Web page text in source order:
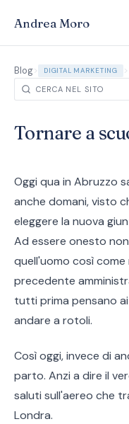
Andrea Moro
Blog> DIGITAL MARKETING >
Tornare a
Oggi qua in Abruzzo
anche domani, visto
eleggere la nuova
Ad essere onesto
quell'uomo così
precedente
tutti prima pensano
andare a rotoli.
Così oggi, invece di
parto. Anzi a dire il
saluti sull'aereo che
Londra.